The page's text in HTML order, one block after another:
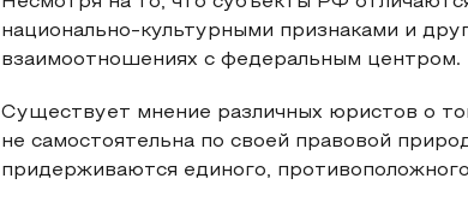
национально-культурными признаками и
взаимоотношениях с федеральным центром.
Существует мнение различных юристов о
не самостоятельна по своей правовой
придерживаются единого,